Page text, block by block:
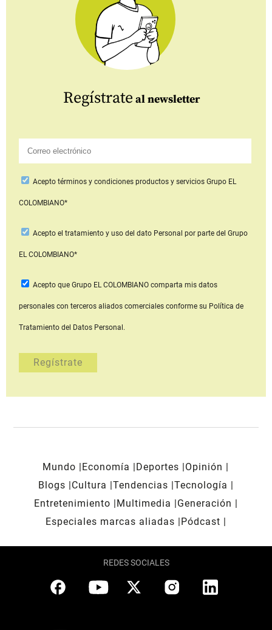
Regístrate al newsletter
Aceptotérminos y condiciones productos y serviciosGrupo EL
COLOMBIANO*
Acepto el tratamiento y uso del dato Personal por parte del Grupo
EL COLOMBIANO*
Acepto que Grupo EL COLOMBIANOcomparta mis datos
personales con terceros aliados comerciales conforme su Política de
Tratamiento del Datos Personal.
Mundo Economía Deportes
Opinión
Blogs
Cultura Tendencias Tecnología
Entretenimiento
Multimedia
Generación
Especiales marcas aliadas
Pódcast
REDES SOCIALES